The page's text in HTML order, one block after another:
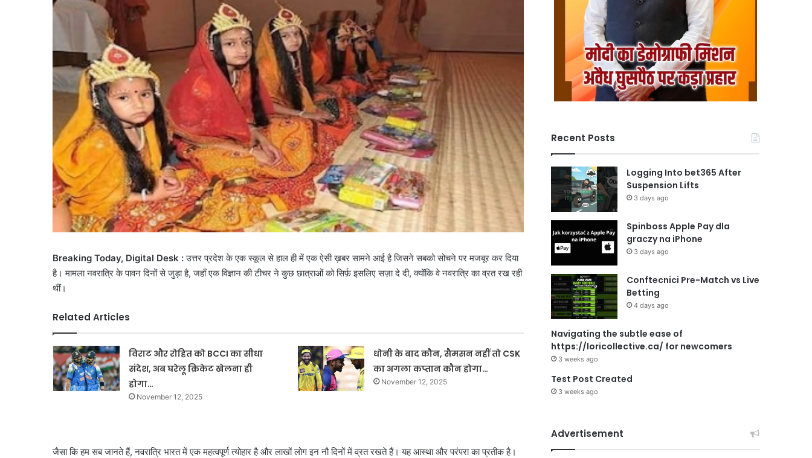
Breaking Today, Digital Desk :उत्तर प्रदेश के एक स्कूल से हाल ही में एक ऐसी ख़बर सामने आई है जिसने सबको सोचने पर मजबूर कर दिया
है। मामला नवरात्रि के पावन दिनों से जुड़ा है, जहाँ एक विज्ञान की टीचर ने कुछ छात्राओं को सिर्फ़ इसलिए सज़ा दे दी, क्योंकि वे नवरात्रि का व्रत रख रही
थीं।
Related Articles
विराट और रोहित को BCCI का सीधा
संदेश, अब घरेलू क्रिकेट खेलना ही
होगा…
November 12, 2025
धोनी के बाद कौन, सैमसन नहीं तो CSK
का अगला कप्तान कौन होगा…
November 12, 2025
जैसा कि हम सब जानते हैं, नवरात्रि भारत में एक महत्वपूर्ण त्योहार है और लाखों लोग इन नौ दिनों में व्रत रखते हैं। यह आस्था और परंपरा का प्रतीक है।
Recent Posts
Logging Into bet365 After
Suspension Lifts
3 days ago
Spinboss Apple Pay dla
graczy na iPhone
3 days ago
Conftecnici Pre-Match vs Live
Betting
4 days ago
Navigating the subtle ease of
https://loricollective.ca/ for newcomers
3 weeks ago
Test Post Created
3 weeks ago
Advertisement